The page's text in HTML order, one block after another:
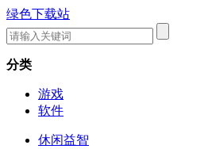
绿色下载站
分类
游戏
软件
休闲益智